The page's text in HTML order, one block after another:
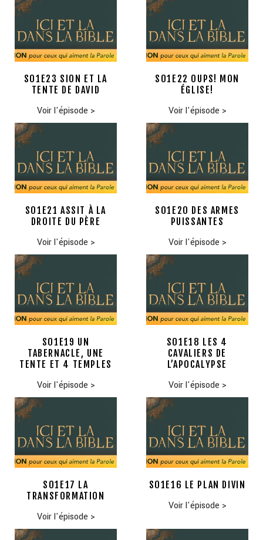
S01E23 SION ET LA
TENTE DE DAVID
Voir l'épisode >
S01E22 OUPS! MON
ÉGLISE!
Voir l'épisode >
S01E21 ASSIT À LA
DROITE DU PÈRE
Voir l'épisode >
S01E20 DES ARMES
PUISSANTES
Voir l'épisode >
S01E19 UN
TABERNACLE, UNE
TENTE ET 4 TEMPLES
Voir l'épisode >
S01E18 LES 4
CAVALIERS DE
L’APOCALYPSE
Voir l'épisode >
S01E17 LA
TRANSFORMATION
Voir l'épisode >
S01E16 LE PLAN DIVIN
Voir l'épisode >